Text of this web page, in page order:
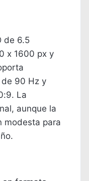
de 6.5
x 1600 px y
90 Hz y
La
aunque la
modesta para